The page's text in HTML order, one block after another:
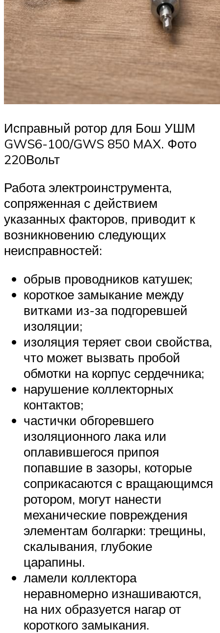
Исправный ротор для Бош УШМ
GWS6-100/GWS 850 MAX. Фото
220Вольт
Работа электроинструмента,
сопряженная с действием
указанных факторов, приводит к
возникновению следующих
неисправностей:
обрыв проводников катушек;
короткое замыкание между
витками из-за подгоревшей
изоляции;
изоляция теряет свои свойства,
что может вызвать пробой
обмотки на корпус сердечника;
нарушение коллекторных
контактов;
частички обгоревшего
изоляционного лака или
оплавившегося припоя
попавшие в зазоры, которые
соприкасаются с вращающимся
ротором, могут нанести
механические повреждения
элементам болгарки: трещины,
скалывания, глубокие
царапины.
ламели коллектора
неравномерно изнашиваются,
на них образуется нагар от
короткого замыкания.